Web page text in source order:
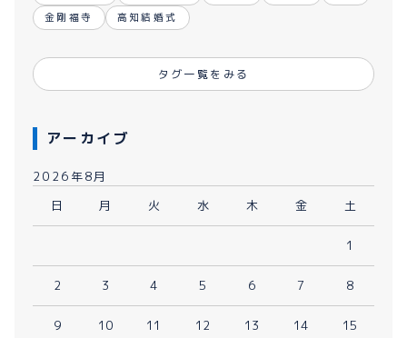
金剛福寺
高知結婚式
タグ一覧をみる
アーカイブ
2026年8月
日
月 火 水 木 金 土
1
2 3 4 5 6 7 8
9 10 11 12 13 14 15